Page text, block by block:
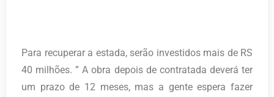
Para recuperar a estada, serão investidos mais de RS
40 milhões. ” A obra depois de contratada deverá ter
um prazo de 12 meses, mas a gente espera fazer